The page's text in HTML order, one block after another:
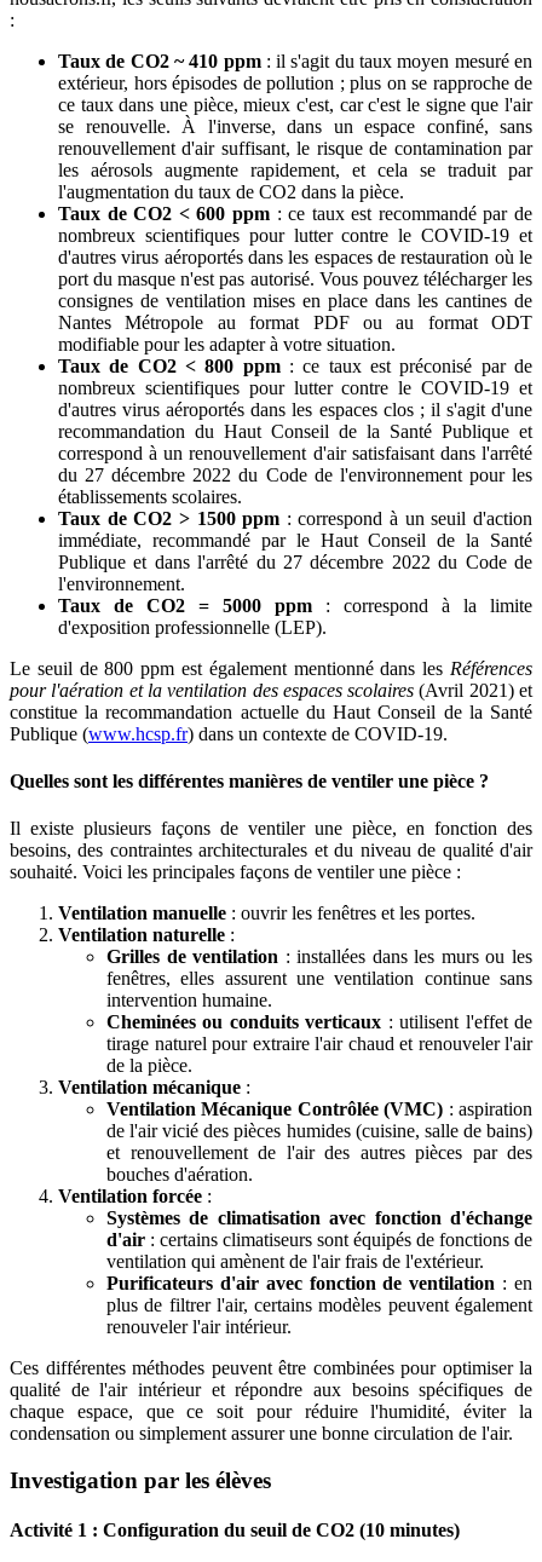
:
Taux de CO2 ~ 410 ppm: il s'agit du taux moyen mesuré en
extérieur, hors épisodes de pollution ; plus on se rapproche de
ce taux dans une pièce, mieux c'est, car c'est le signe que l'air
se renouvelle. À l'inverse, dans un espace confiné, sans
renouvellement d'air suffisant, le risque de contamination par
les aérosols augmente rapidement, et cela se traduit par
l'augmentation du taux de CO2 dans la pièce.
Taux de CO2 < 600 ppm: ce taux est recommandé par de
nombreux scientifiques pour lutter contre le COVID-19 et
d'autres virus aéroportés dans les espaces de restauration où le
port du masque n'est pas autorisé. Vous pouvez télécharger les
consignes de ventilation mises en place dans les cantines de
Nantes Métropole au format PDF ou au format ODT
modifiable pour les adapter à votre situation.
Taux de CO2 < 800 ppm: ce taux est préconisé par de
nombreux scientifiques pour lutter contre le COVID-19 et
d'autres virus aéroportés dans les espaces clos ; il s'agit d'une
recommandation du Haut Conseil de la Santé Publique et
correspond à un renouvellement d'air satisfaisant dans l'arrêté
du 27 décembre 2022 du Code de l'environnement pour les
établissements scolaires.
Taux de CO2 > 1500 ppm : correspond à un seuil d'action
immédiate, recommandé par le Haut Conseil de la Santé
Publique et dans l'arrêté du 27 décembre 2022 du Code de
l'environnement.
Taux de CO2 = 5000 ppm : correspond à la limite
d'exposition professionnelle (LEP).
Le seuil de 800 ppm est également mentionné dans les Références
pour l'aération et la ventilation des espaces scolaires (Avril 2021) et
constitue la recommandation actuelle du Haut Conseil de la Santé
Publique (www.hcsp.fr) dans un contexte de COVID-19.
Quelles sont les différentes manières de ventiler une pièce ?
Il existe plusieurs façons de ventiler une pièce, en fonction des
besoins, des contraintes architecturales et du niveau de qualité d'air
souhaité. Voici les principales façons de ventiler une pièce :
Ventilation manuelle : ouvrir les fenêtres et les portes.
Ventilation naturelle :
Grilles de ventilation : installées dans les murs ou les
fenêtres, elles assurent une ventilation continue sans
intervention humaine.
Cheminées ou conduits verticaux : utilisent l'effet de
tirage naturel pour extraire l'air chaud et renouveler l'air
de la pièce.
Ventilation mécanique :
Ventilation Mécanique Contrôlée (VMC) : aspiration
de l'air vicié des pièces humides (cuisine, salle de bains)
et renouvellement de l'air des autres pièces par des
bouches d'aération.
Ventilation forcée :
Systèmes de climatisation avec fonction d'échange
d'air : certains climatiseurs sont équipés de fonctions de
ventilation qui amènent de l'air frais de l'extérieur.
Purificateurs d'air avec fonction de ventilation : en
plus de filtrer l'air, certains modèles peuvent également
renouveler l'air intérieur.
Ces différentes méthodes peuvent être combinées pour optimiser la
qualité de l'air intérieur et répondre aux besoins spécifiques de
chaque espace, que ce soit pour réduire l'humidité, éviter la
condensation ou simplement assurer une bonne circulation de l'air.
Investigation par les élèves
Activité 1 : Configuration du seuil de CO2 (10 minutes)